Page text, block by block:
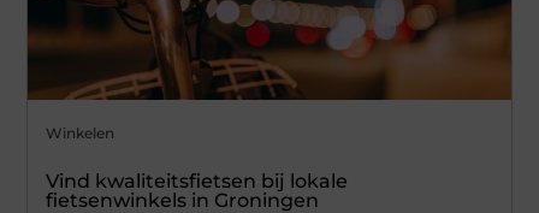
Winkelen
Vind kwaliteitsfietsen bij lokale
fietsenwinkels in Groningen